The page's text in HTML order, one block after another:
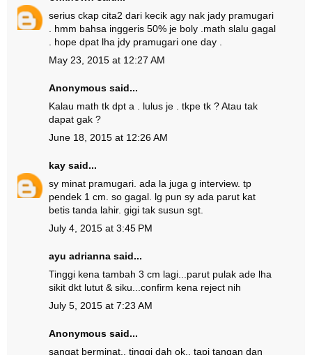
serius ckap cita2 dari kecik agy nak jady pramugari
. hmm bahsa inggeris 50% je boly .math slalu gagal
. hope dpat lha jdy pramugari one day .
May 23, 2015 at 12:27 AM
Anonymous said...
Kalau math tk dpt a . lulus je . tkpe tk ? Atau tak
dapat gak ?
June 18, 2015 at 12:26 AM
kay said...
sy minat pramugari. ada la juga g interview. tp
pendek 1 cm. so gagal. lg pun sy ada parut kat
betis tanda lahir. gigi tak susun sgt.
July 4, 2015 at 3:45 PM
ayu adrianna said...
Tinggi kena tambah 3 cm lagi...parut pulak ade lha
sikit dkt lutut & siku...confirm kena reject nih
July 5, 2015 at 7:23 AM
Anonymous said...
sangat berminat.. tinggi dah ok.. tapi tangan dan